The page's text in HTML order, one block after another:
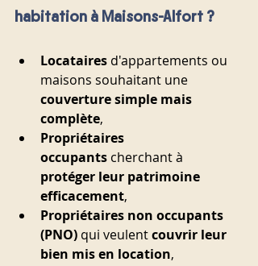
habitation à Maisons-Alfort ?
Locataires d'appartements ou
maisons souhaitant une
couverture simple mais
complète,
Propriétaires
occupants cherchant à
protéger leur patrimoine
efficacement,
Propriétaires non occupants
(PNO) qui veulent couvrir leur
bien mis en location,